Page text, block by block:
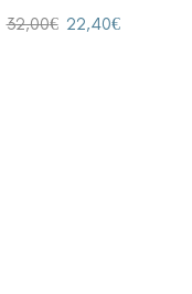
32,00€ 22,40€